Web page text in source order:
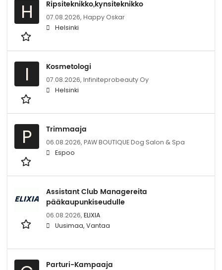
H Ripsiteknikko,kynsiteknikko
07.08.2026, Happy Oskar
Helsinki
I Kosmetologi
07.08.2026, Infiniteprobeauty Oy
Helsinki
P Trimmaaja
06.08.2026, PAW BOUTIQUE Dog Salon & Spa
Espoo
Assistant Club Managereita
pääkaupunkiseudulle
06.08.2026, ELIXIA
Uusimaa, Vantaa
Parturi-Kampaaja